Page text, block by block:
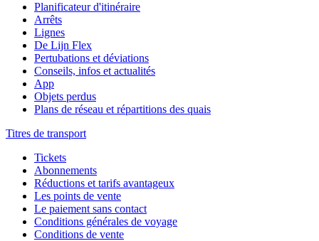
Planificateur d'itinéraire
Arrêts
Lignes
De Lijn Flex
Pertubations et déviations
Conseils, infos et actualités
App
Objets perdus
Plans de réseau et répartitions des quais
Titres de transport
Tickets
Abonnements
Réductions et tarifs avantageux
Les points de vente
Le paiement sans contact
Conditions générales de voyage
Conditions de vente